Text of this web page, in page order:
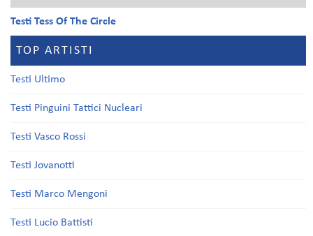
Testi Tess Of The Circle
TOP ARTISTI
Testi Ultimo
Testi Pinguini Tattici Nucleari
Testi Vasco Rossi
Testi Jovanotti
Testi Marco Mengoni
Testi Lucio Battisti